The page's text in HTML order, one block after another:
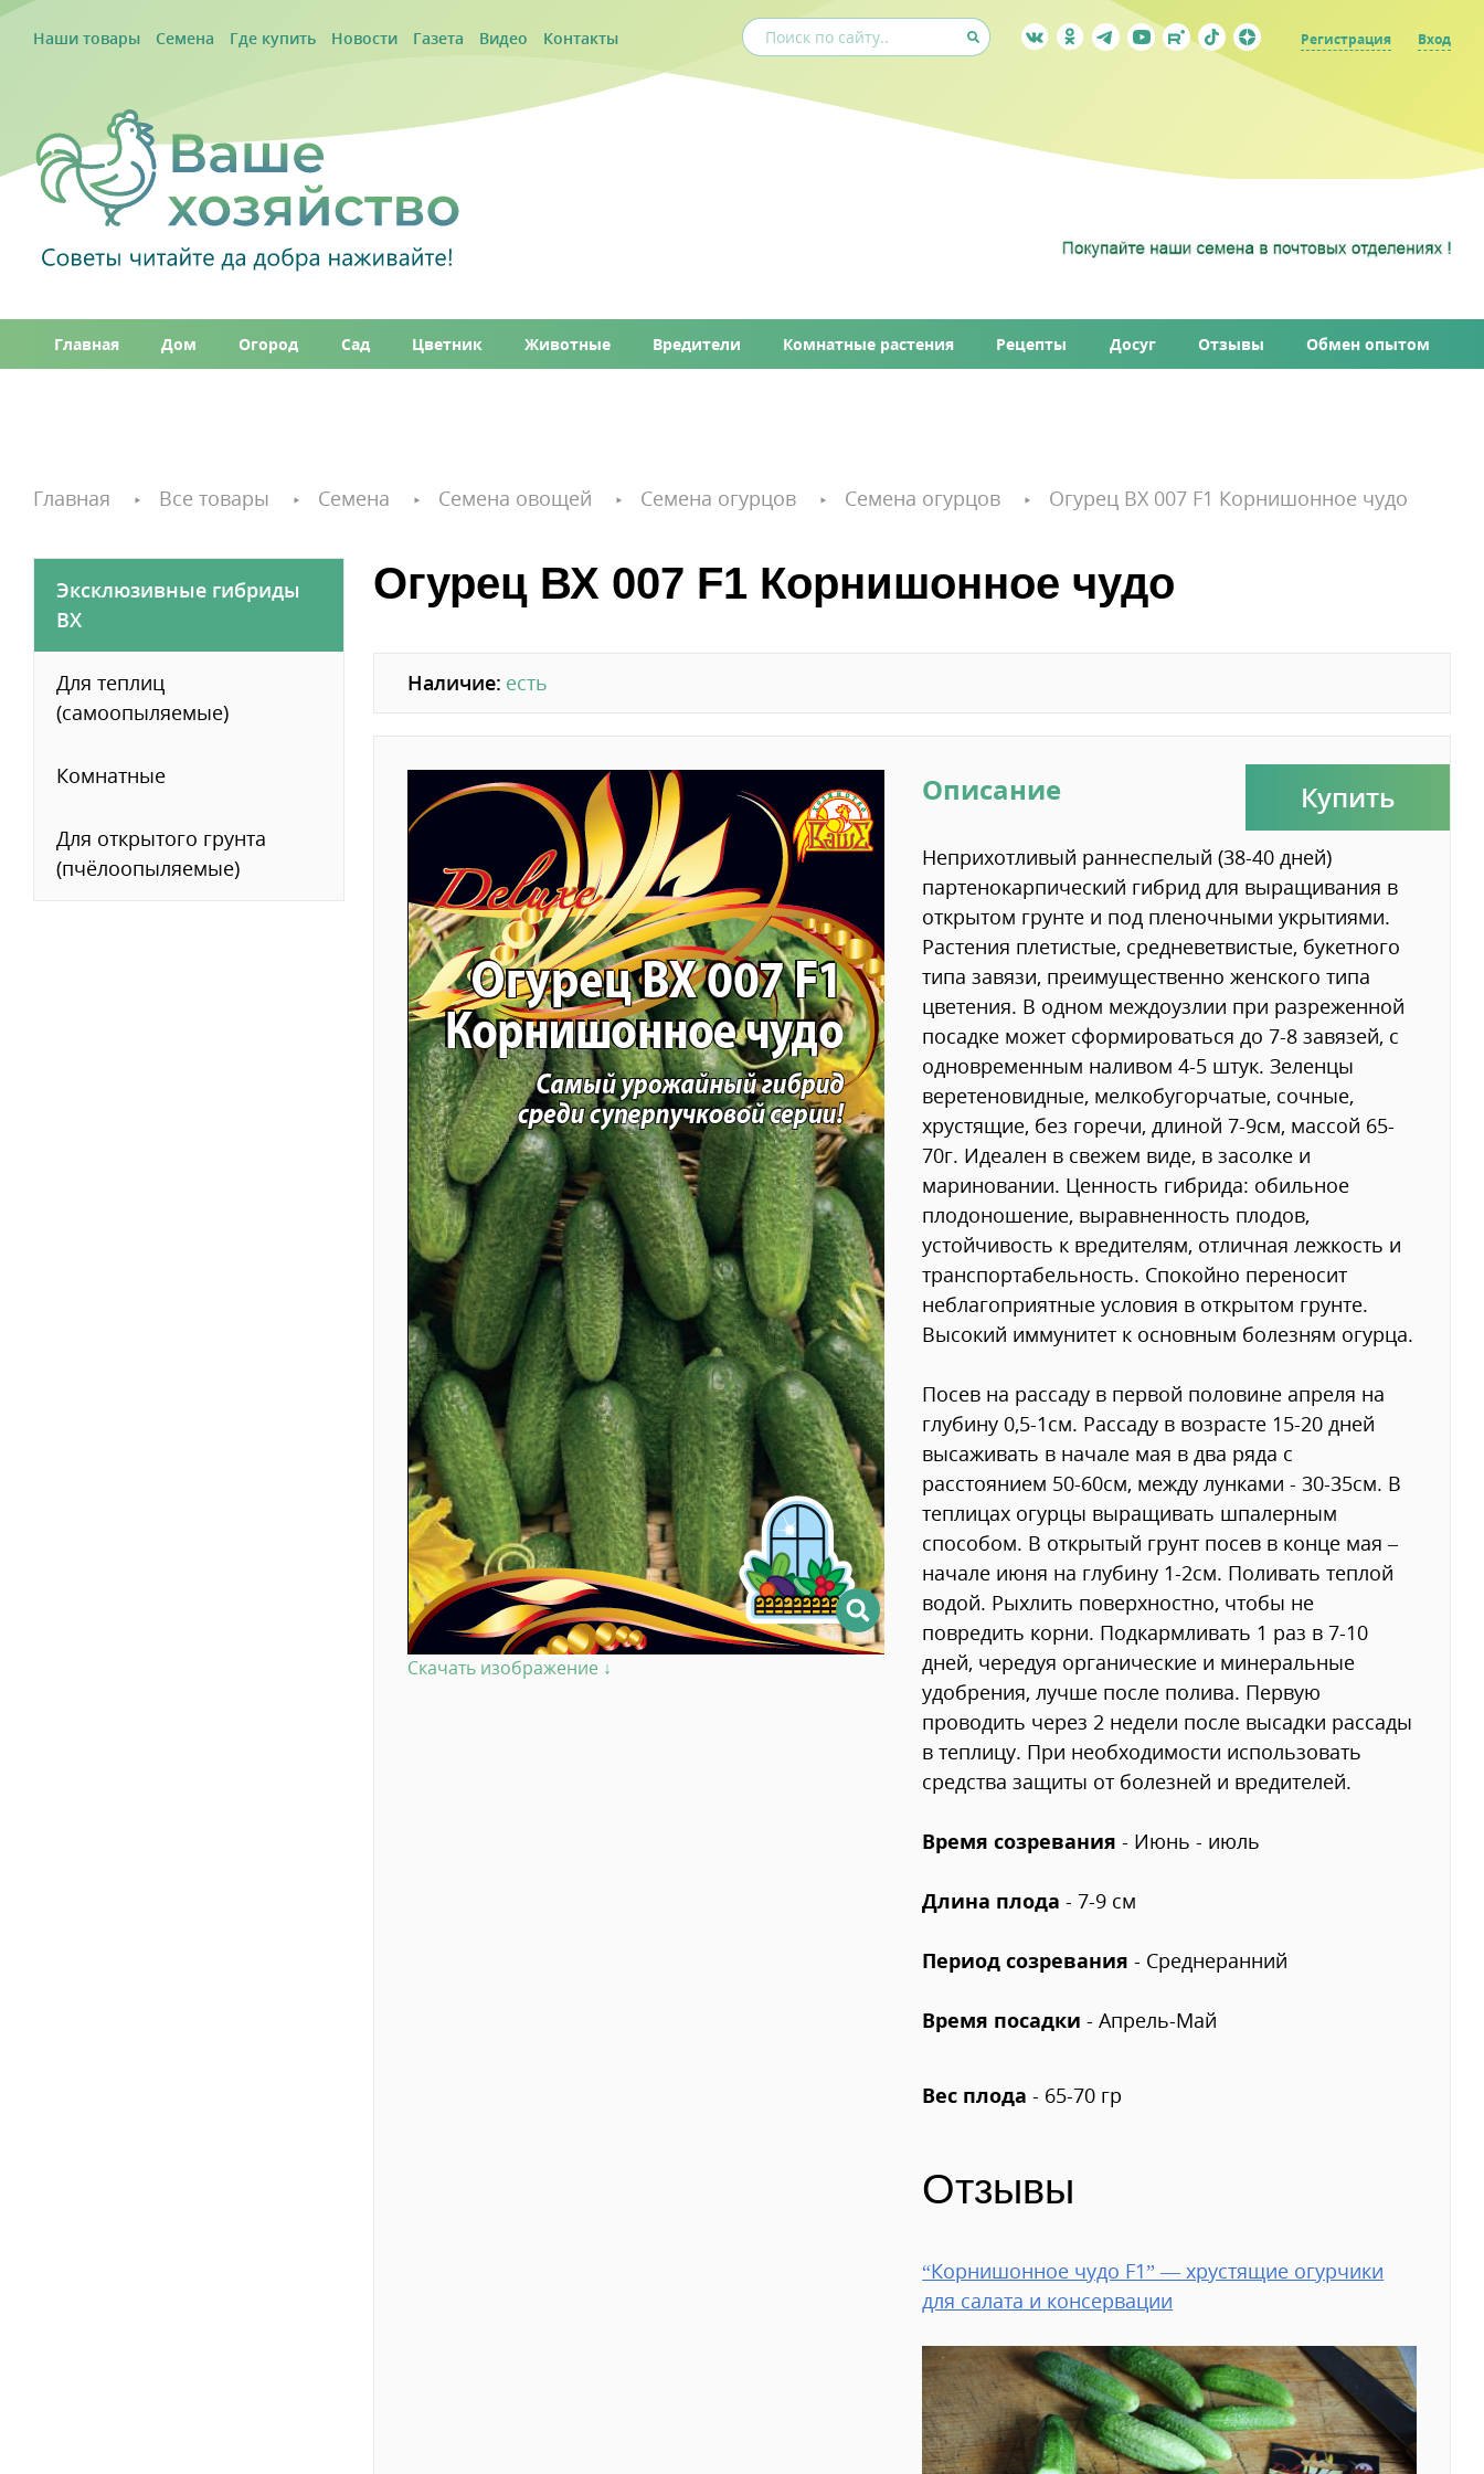
Наши товары Семена Где купить Новости Газета Видео Контакты Регистрация Вход
Главная Дом Огород Сад Цветник Животные Вредители Комнатные растения Рецепты Досуг Отзывы Обмен опытом
Главная Все товары Семена Семена овощей Семена огурцов Семена огурцов Огурец ВХ 007 F1 Корнишонное чудо
Эксклюзивные гибриды
ВХ
Для теплиц
(самоопыляемые)
Комнатные
Для открытого грунта
(пчёлоопыляемые)
Огурец ВХ 007 F1 Корнишонное чудо
Наличие: есть
Скачать изображение ↓
Купить
Описание
Неприхотливый раннеспелый (38-40 дней)
партенокарпический гибрид для выращивания в
открытом грунте и под пленочными укрытиями.
Растения плетистые, средневетвистые, букетного
типа завязи, преимущественно женского типа
цветения. В одном междоузлии при разреженной
посадке может сформироваться до 7-8 завязей, с
одновременным наливом 4-5 штук. Зеленцы
веретеновидные, мелкобугорчатые, сочные,
хрустящие, без горечи, длиной 7-9см, массой 65-
70г. Идеален в свежем виде, в засолке и
мариновании. Ценность гибрида: обильное
плодоношение, выравненность плодов,
устойчивость к вредителям, отличная лежкость и
транспортабельность. Спокойно переносит
неблагоприятные условия в открытом грунте.
Высокий иммунитет к основным болезням огурца.
Посев на рассаду в первой половине апреля на
глубину 0,5-1см. Рассаду в возрасте 15-20 дней
высаживать в начале мая в два ряда с
расстоянием 50-60см, между лунками - 30-35см. В
теплицах огурцы выращивать шпалерным
способом. В открытый грунт посев в конце мая –
начале июня на глубину 1-2см. Поливать теплой
водой. Рыхлить поверхностно, чтобы не
повредить корни. Подкармливать 1 раз в 7-10
дней, чередуя органические и минеральные
удобрения, лучше после полива. Первую
проводить через 2 недели после высадки рассады
в теплицу. При необходимости использовать
средства защиты от болезней и вредителей.
Время созревания- Июнь - июль
Длина плода - 7-9 см
Период созревания - Среднеранний
Время посадки - Апрель-Май
Вес плода- 65-70 гр
Отзывы
“Корнишонное чудо F1” — хрустящие огурчики
для салата и консервации